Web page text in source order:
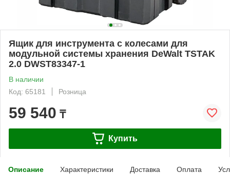
Ящик для инструмента с колесами для
модульной системы хранения DeWalt TSTAK
2.0 DWST83347-1
В наличии
Код: 65181
Розница
59 540 ₸
Купить
Описание Характеристики Доставка Оплата